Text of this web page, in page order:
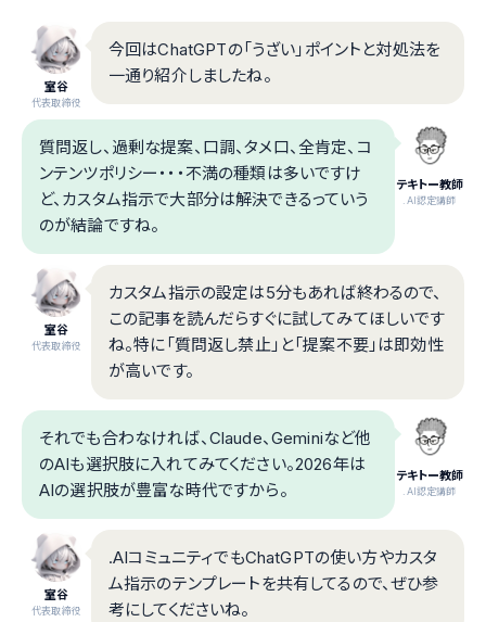
室谷
代表取締役
今回はChatGPTの「うざい」ポイントと対処法を
一通り紹介しましたね。
テキトー教師
.AI認定講師
質問返し、過剰な提案、口調、タメ口、全肯定、コ
ンテンツポリシー・・・不満の種類は多いですけ
ど、カスタム指示で大部分は解決できるっていう
のが結論ですね。
室谷
代表取締役
カスタム指示の設定は5分もあれば終わるので、
この記事を読んだらすぐに試してみてほしいです
ね。特に「質問返し禁止」と「提案不要」は即効性
が高いです。
テキトー教師
.AI認定講師
それでも合わなければ、Claude、Geminiなど他
のAIも選択肢に入れてみてください。2026年は
AIの選択肢が豊富な時代ですから。
室谷
代表取締役
.AIコミュニティでもChatGPTの使い方やカスタ
ム指示のテンプレートを共有してるので、ぜひ参
考にしてくださいね。